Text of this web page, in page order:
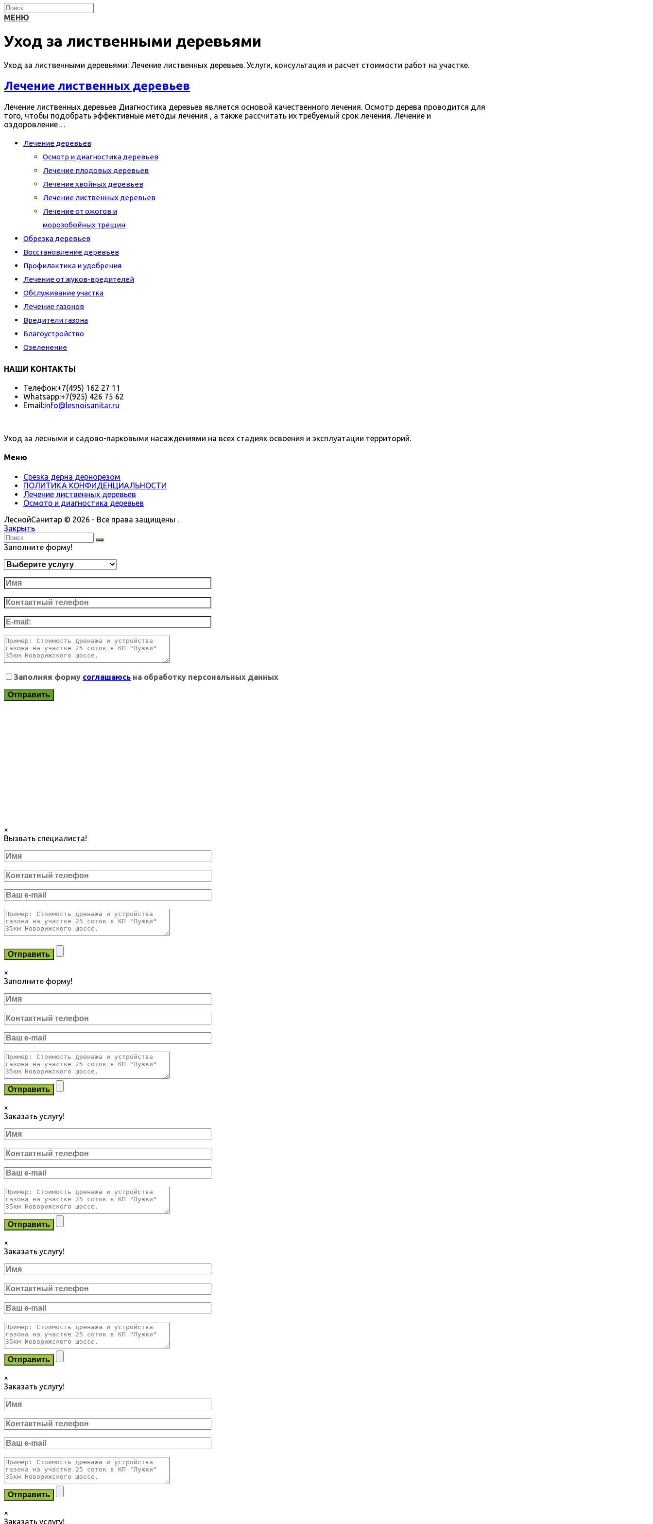
МЕНЮ
Уход за лиственными деревьями
Уход за лиственными деревьями: Лечение лиственных деревьев. Услуги, консультация и расчет стоимости работ на участке.
Лечение лиственных деревьев
Лечение лиственных деревьев Диагностика деревьев является основой качественного лечения. Осмотр дерева проводится для
того, чтобы подобрать эффективные методы лечения , а также рассчитать их требуемый срок лечения. Лечение и
оздоровление…
Лечение деревьев
Осмотр и диагностика деревьев
Лечение плодовых деревьев
Лечение хвойных деревьев
Лечение лиственных деревьев
Лечение от ожогов и
морозобойных трещин
Обрезка деревьев
Восстановление деревьев
Профилактика и удобрения
Лечение от жуков-вредителей
Обслуживание участка
Лечение газонов
Вредители газона
Благоустройство
Озеленение
НАШИ КОНТАКТЫ
Телефон:+7(495) 162 27 11
Whatsapp:+7(925) 426 75 62
Email:info@lesnoisanitar.ru
Уход за лесными и садово-парковыми насаждениями на всех стадиях освоения и эксплуатации территорий.
Меню
Срезка дерна дернорезом
ПОЛИТИКА КОНФИДЕНЦИАЛЬНОСТИ
Лечение лиственных деревьев
Осмотр и диагностика деревьев
ЛеснойСанитар © 2026 - Все права защищены .
Закрыть
Заполните форму!
Заполняя форму соглашаюсь на обработку персональных данных
×
Вызвать специалиста!
×
Заполните форму!
×
Заказать услугу!
×
Заказать услугу!
×
Заказать услугу!
×
Заказать услугу!